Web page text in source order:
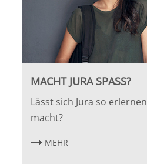
MACHT JURA SPASS?
Lässt sich Jura so
macht?
MEHR